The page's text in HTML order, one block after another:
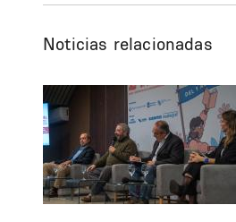
Noticias relacionadas